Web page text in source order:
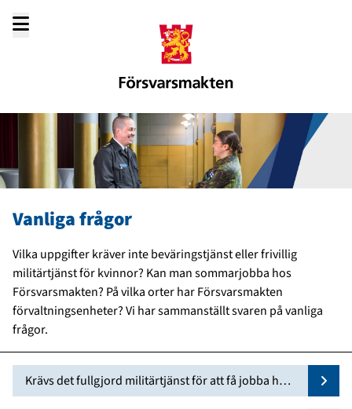
Vanliga frågor
Vilka uppgifter kräver inte beväringstjänst eller frivillig
militärtjänst för kvinnor? Kan man sommarjobba hos
Försvarsmakten? På vilka orter har Försvarsmakten
förvaltningsenheter? Vi har sammanställt svaren på vanliga
frågor.
Krävs det fullgjord militärtjänst för att få jobba hos
Försvarsmakten?